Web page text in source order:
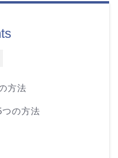
方法
の方法